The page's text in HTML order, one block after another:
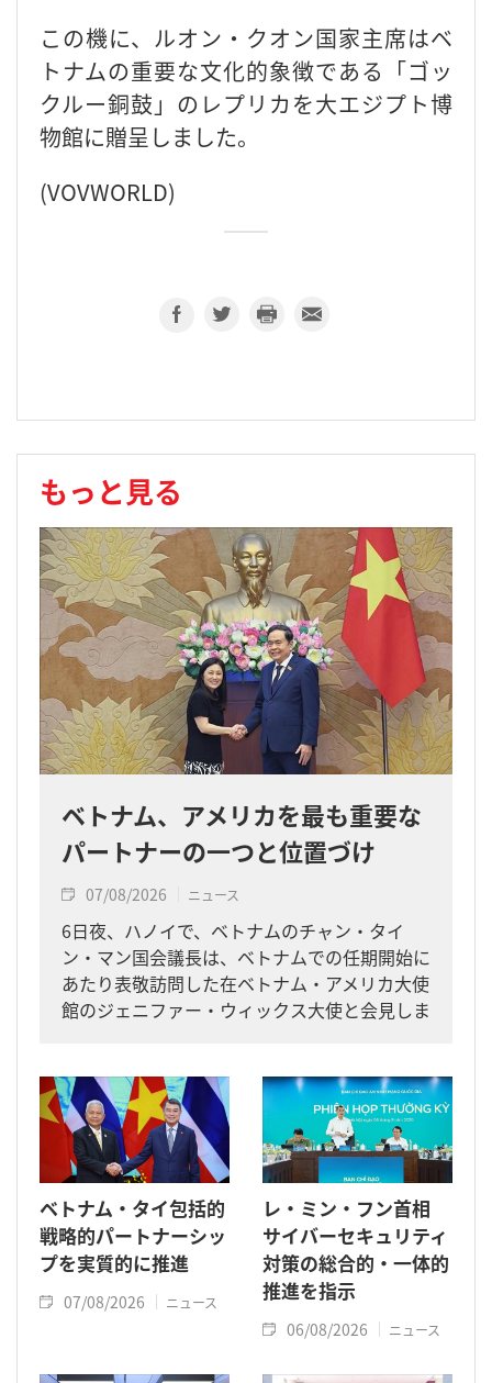
この機に、ルオン・クオン国家主席はベ
トナムの重要な文化的象徴である「ゴッ
クルー銅鼓」のレプリカを大エジプト博
物館に贈呈しました。
(VOVWORLD)
もっと見る
ベトナム、アメリカを最も重要な
パートナーの一つと位置づけ
07/08/2026 ニュース
6日夜、ハノイで、ベトナムのチャン・タイ
ン・マン国会議長は、ベトナムでの任期開始に
あたり表敬訪問した在ベトナム・アメリカ大使
館のジェニファー・ウィックス大使と会見しま
ベトナム・タイ包括的
戦略的パートナーシッ
プを実質的に推進
07/08/2026 ニュース
レ・ミン・フン首相
サイバーセキュリティ
対策の総合的・一体的
推進を指示
06/08/2026 ニュース